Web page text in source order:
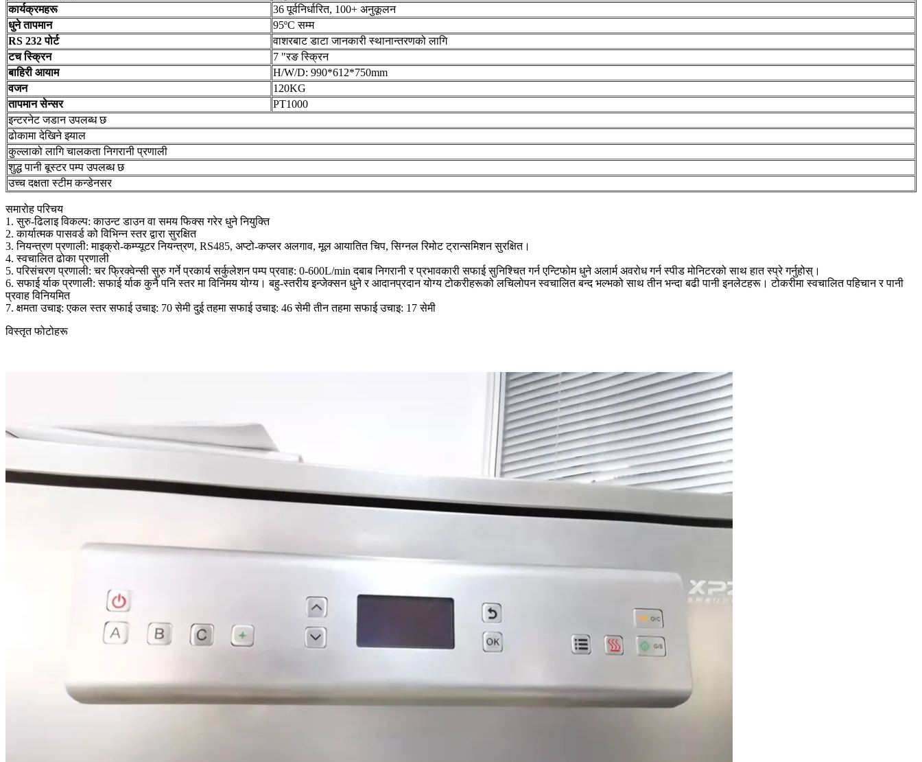
कार्यक्रमहरू
36 पूर्वनिर्धारित, 100+ अनुकूलन
धुने तापमान
95ºC सम्म
RS 232 पोर्ट
वाशरबाट डाटा जानकारी स्थानान्तरणको लागि
टच स्क्रिन
7 "रङ स्क्रिन
बाहिरी आयाम
H/W/D: 990*612*750mm
वजन
120KG
तापमान सेन्सर
PT1000
इन्टरनेट जडान उपलब्ध छ
ढोकामा देखिने झ्याल
कुल्लाको लागि चालकता निगरानी प्रणाली
शुद्ध पानी बूस्टर पम्प उपलब्ध छ
उच्च दक्षता स्टीम कन्डेनसर
समारोह परिचय
1. सुरु-ढिलाइ विकल्प: काउन्ट डाउन वा समय फिक्स गरेर धुने नियुक्ति
2. कार्यात्मक पासवर्ड को विभिन्न स्तर द्वारा सुरक्षित
3. नियन्त्रण प्रणाली: माइक्रो-कम्प्यूटर नियन्त्रण, RS485, अप्टो-कप्लर अलगाव, मूल आयातित चिप, सिग्नल रिमोट ट्रान्समिशन सुरक्षित।
4. स्वचालित ढोका प्रणाली
5. परिसंचरण प्रणाली: चर फ्रिक्वेन्सी सुरु गर्ने प्रकार्य सर्कुलेशन पम्प प्रवाह: 0-600L/min दबाब निगरानी र प्रभावकारी सफाई सुनिश्चित गर्न एन्टिफोम धुने अलार्म अवरोध गर्न स्पीड मोनिटरको साथ हात स्प्रे गर्नुहोस्।
6. सफाई र्याक प्रणाली: सफाई र्याक कुनै पनि स्तर मा विनिमय योग्य। बहु-स्तरीय इन्जेक्सन धुने र आदानप्रदान योग्य टोकरीहरूको लचिलोपन स्वचालित बन्द भल्भको साथ तीन भन्दा बढी पानी इनलेटहरू। टोकरीमा स्वचालित पहिचान र पानी
प्रवाह विनियमित
7. क्षमता उचाइ: एकल स्तर सफाई उचाइ: 70 सेमी दुई तहमा सफाई उचाइ: 46 सेमी तीन तहमा सफाई उचाइ: 17 सेमी
विस्तृत फोटोहरू